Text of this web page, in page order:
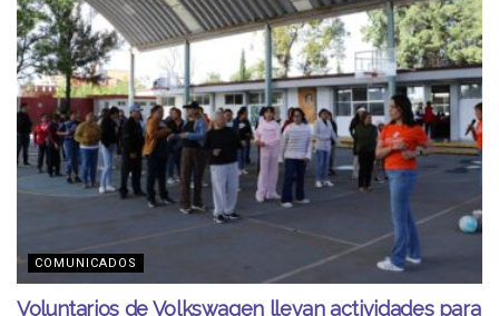
COMUNICADOS
Voluntarios de Volkswagen llevan actividades para